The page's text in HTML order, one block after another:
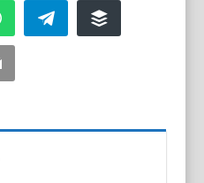
WhatsApp Telegram Buffer
Email